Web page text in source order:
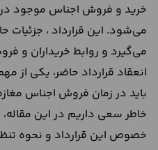
خرید و فروش اجناس موجود
می‌شود. این قرارداد ،‌ جزئیات
می‌گیرد و روابط خریداران و
انعقاد قرارداد حاضر، یکی از
باید در زمان فروش اجناس
خاطر سعی داریم در این
خصوص این قرارداد و نحوه